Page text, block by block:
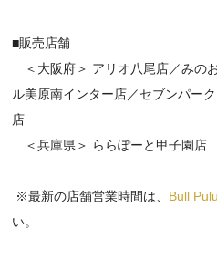
■販売店舗
＜大阪府＞ アリオ八尾店／みの
ル美原南インター店／セブンパー
店
＜兵庫県＞ ららぽーと甲子園店
※最新の店舗営業時間は、 Bull
い。